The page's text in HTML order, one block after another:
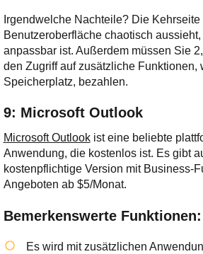
Irgendwelche Nachteile? Die
Benutzeroberfläche chaotisch
anpassbar ist. Außerdem müssen Sie
den Zugriff auf zusätzliche Funktionen,
Speicherplatz, bezahlen.
9: Microsoft Outlook
Microsoft Outlookist eine beliebte
Anwendung, die kostenlos ist. Es gibt
kostenpflichtige Version mit Business-
Angeboten ab $5/Monat.
Bemerkenswerte Funktionen:
Es wird mit zusätzlichen